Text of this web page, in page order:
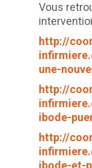
Vous
http://
une-
http://
ibode-
http://